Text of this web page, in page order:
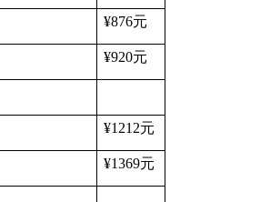
¥876元
¥920元
¥1212元
¥1369元